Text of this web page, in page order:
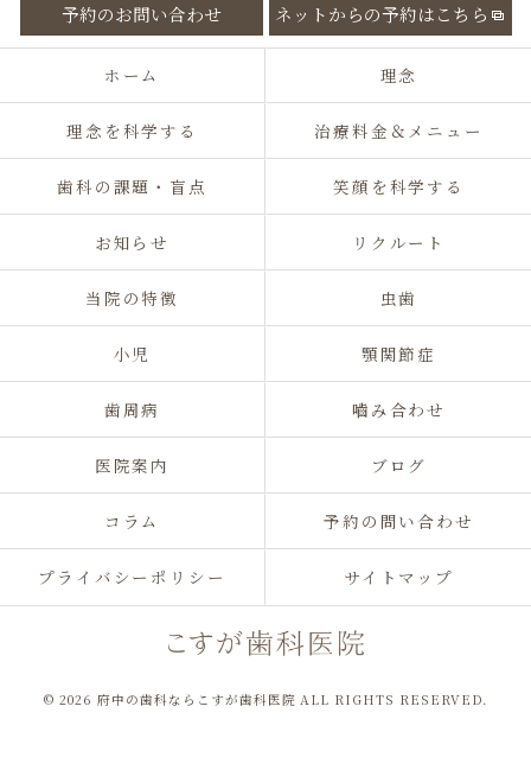
予約のお問い合わせ ネットからの予約はこちら
ホーム 理念
理念を科学する 治療料金＆メニュー
歯科の課題・盲点 笑顔を科学する
お知らせ リクルート
当院の特徴 虫歯
小児 顎関節症
歯周病 嚙み合わせ
医院案内 ブログ
コラム 予約の問い合わせ
プライバシーポリシー サイトマップ
© 2026 府中の歯科ならこすが歯科医院 ALL RIGHTS RESERVED.